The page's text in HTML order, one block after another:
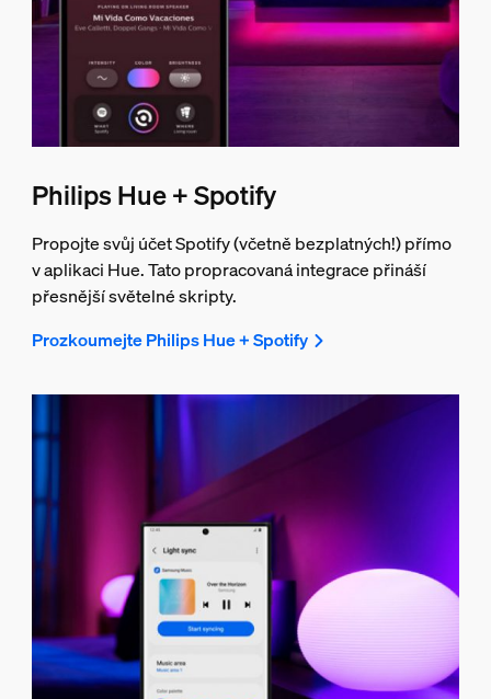
Philips Hue + Spotify
Propojte svůj účet Spotify (včetně bezplatných!) přímo
v aplikaci Hue. Tato propracovaná integrace přináší
přesnější světelné skripty.
Prozkoumejte Philips Hue + Spotify